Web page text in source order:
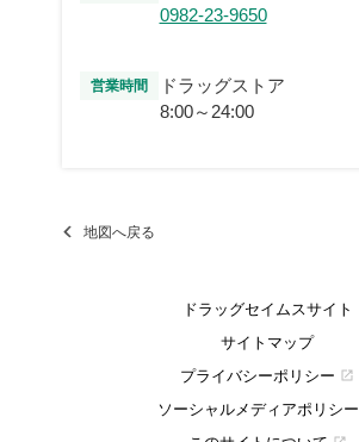
0982-23-9650
営業時間
ドラッグストア
8:00～24:00
地図へ戻る
ドラッグセイムスサイト
サイトマップ
プライバシーポリシー
open_in_new
ソーシャルメディアポリシー